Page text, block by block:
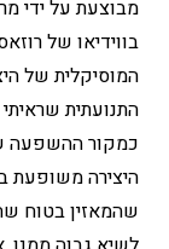
מבוצעת על ידי
בווידיאו של
המוסיקלית של
התנועתית
כמקור ההשפעה
היצירה משופעת
שהמאזין בטוח